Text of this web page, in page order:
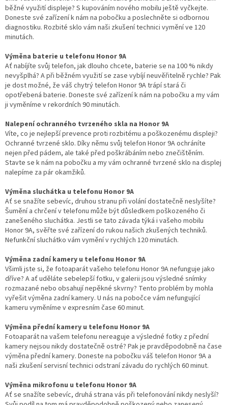
běžné využití displeje? S kupováním nového mobilu ještě vyčkejte.
Doneste své zařízení k nám na pobočku a poslechněte si odbornou
diagnostiku. Rozbité sklo vám naši zkušení technici vymění ve 120
minutách.
Výměna baterie u telefonu Honor 9A
Ať nabíjíte svůj telefon, jak dlouho chcete, baterie se na 100 % nikdy
nevyšplhá? A při běžném využití se zase vybíjí neuvěřitelně rychle? Pak
je dost možné, že váš chytrý telefon Honor 9A trápí stará či
opotřebená baterie. Doneste své zařízení k nám na pobočku a my vám
ji vyměníme v rekordních 90 minutách.
Nalepení ochranného tvrzeného skla na Honor 9A
Víte, co je nejlepší prevence proti rozbitému a poškozenému displeji?
Ochranné tvrzené sklo. Díky němu svůj telefon Honor 9A ochráníte
nejen před pádem, ale také před poškrábáním nebo znečištěním.
Stavte se k nám na pobočku a my vám ochranné tvrzené sklo na displej
nalepíme za pár okamžiků.
Výměna sluchátka u telefonu Honor 9A
Ať se snažíte sebevíc, druhou stranu při volání dostatečně neslyšíte?
Šumění a chrčení v telefonu může být důsledkem poškozeného či
zanešeného sluchátka. Jestli se tato závada týká i vašeho mobilu
Honor 9A, svěřte své zařízení do rukou našich zkušených techniků.
Nefunkční sluchátko vám vymění v rychlých 120 minutách.
Výměna zadní kamery u telefonu Honor 9A
Všimli jste si, že fotoaparát vašeho telefonu Honor 9A nefunguje jako
dříve? A ať uděláte sebelepší fotku, v galerii jsou výsledné snímky
rozmazané nebo obsahují nepěkné skvrny? Tento problém by mohla
vyřešit výměna zadní kamery. U nás na pobočce vám nefungující
kameru vyměníme v expresním čase 60 minut.
Výměna přední kamery u telefonu Honor 9A
Fotoaparát na vašem telefonu nereaguje a výsledné fotky z přední
kamery nejsou nikdy dostatečně ostré? Pak je pravděpodobně na čase
výměna přední kamery. Doneste na pobočku váš telefon Honor 9A a
naši zkušení servisní technici odstraní závadu do rychlých 60 minut.
Výměna mikrofonu u telefonu Honor 9A
Ať se snažíte sebevíc, druhá strana vás při telefonování nikdy neslyší?